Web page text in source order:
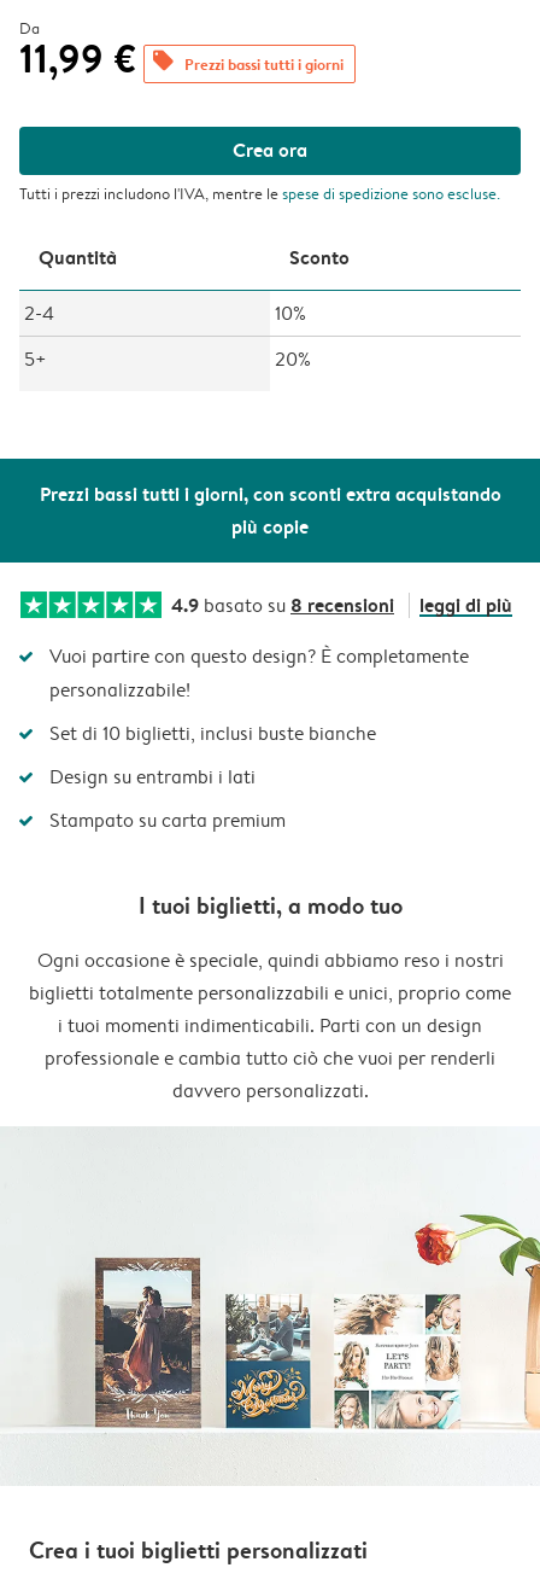
Prezzi bassi tutti i giorni, con sconti extra acquistando
più copie
Da
11,99 € offers Prezzi bassi tutti i giorni
Crea ora
Tutti i prezzi includono l'IVA, mentre lespese di spedizionesono escluse.
Quantità Sconto
2-4
10%
5+
20%
4.9 basato su 8 recensioni leggi di più
Vuoi partire con questo design? È completamente
personalizzabile!
Set di 10 biglietti, inclusi buste bianche
Design su entrambi i lati
Stampato su carta premium
I tuoi biglietti, a modo tuo
Ogni occasione è speciale, quindi abbiamo reso i nostri
biglietti totalmente personalizzabili e unici, proprio come
i tuoi momenti indimenticabili. Parti con un design
professionale e cambia tutto ciò che vuoi per renderli
davvero personalizzati.
Crea i tuoi biglietti personalizzati